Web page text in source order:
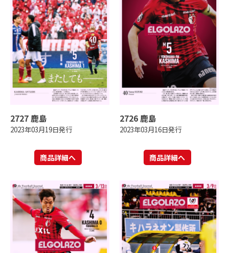
2727 鹿島
2023年03月19日発行
商品詳細へ
2726 鹿島
2023年03月16日発行
商品詳細へ